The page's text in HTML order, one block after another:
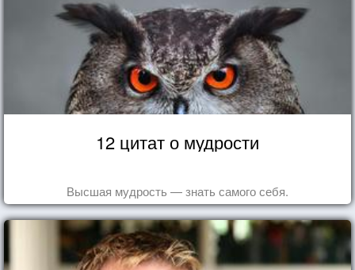
12 цитат о мудрости
Высшая мудрость — знать самого себя.